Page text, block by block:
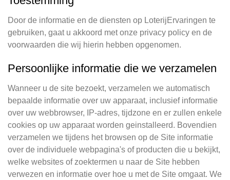
Door de informatie en de diensten op LoterijErvaringen te
gebruiken, gaat u akkoord met onze privacy policy en de
voorwaarden die wij hierin hebben opgenomen.
Persoonlijke informatie die we verzamelen
Wanneer u de site bezoekt, verzamelen we automatisch
bepaalde informatie over uw apparaat, inclusief informatie
over uw webbrowser, IP-adres, tijdzone en er zullen enkele
cookies op uw apparaat worden geinstalleerd. Bovendien
verzamelen we tijdens het browsen op de Site informatie
over de individuele webpagina's of producten die u bekijkt,
welke websites of zoektermen u naar de Site hebben
verwezen en informatie over hoe u met de Site omgaat. We